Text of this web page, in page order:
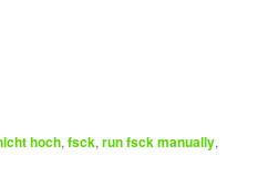
hoch, fsck, run fsck manually,